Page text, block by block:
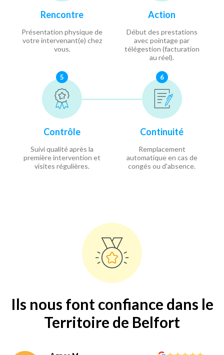
Rencontre
Présentation physique de
votre intervenant(e) chez
vous.
Action
Début des prestations
avec pointage par
télégestion (facturation
au réel).
5
Contrôle
Suivi qualité après la
première intervention et
visites régulières.
6
Continuité
Remplacement
automatique en cas de
congés ou d'absence.
Ils nous font confiance dans le
Territoire de Belfort